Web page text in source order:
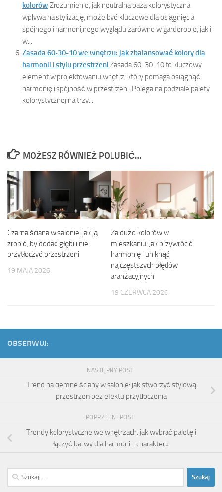
kolorów Zrozumienie, jak neutralna baza kolorystyczna
wpływa na stylizację, może być kluczowe dla osiągnięcia
spójnego i harmonijnego wyglądu zarówno w garderobie, jak i
w...
Zasada 60-30-10 we wnętrzu: jak zbalansować kolory dla
harmonii i stylu przestrzeni Zasada 60-30-10 to kluczowy
element w projektowaniu wnętrz, który pomaga osiągnąć
harmonię i spójność w przestrzeni. Polega na podziale palety
kolorystycznej na trzy...
MOŻESZ RÓWNIEŻ POLUBIĆ…
Czarna ściana w salonie: jak ją
zrobić, by dodać głębi i nie
przytłoczyć przestrzeni
19 MAJA 2026
Za dużo kolorów w
mieszkaniu: jak przywrócić
harmonię i uniknąć
najczęstszych błędów
aranżacyjnych
19 CZERWCA 2026
OBSERWUJ:
NASTĘPNY POST
Trend na ciemne ściany w salonie: jak stworzyć stylową
przestrzeń bez efektu przytłoczenia
POPRZEDNI POST
Trendy kolorystyczne we wnętrzach: jak wybrać paletę i
łączyć barwy dla harmonii i charakteru
Szukaj: